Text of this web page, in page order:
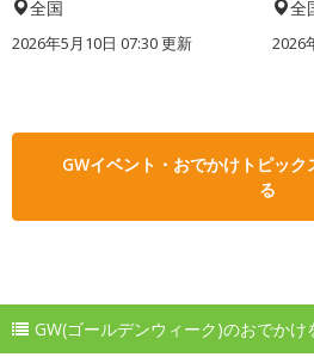
全国
2026年5月10日 07:30 更新
全
2026
GWイベント・おでかけトピッ
る
GW(ゴールデンウィーク)のおでかけ